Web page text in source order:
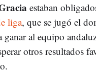
estaban
liga, que se jugó el
ganar al equipo
otros resultados